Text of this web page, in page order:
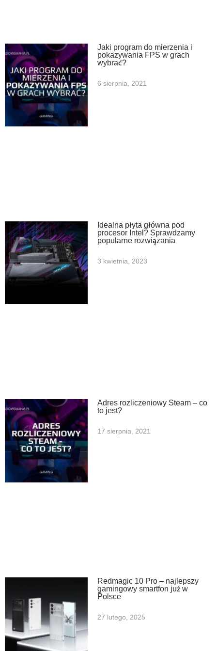
Jaki program do mierzenia i
pokazywania FPS w grach
wybrać?
6 sierpnia, 2021
Idealna płyta główna pod
procesor Intel? Sprawdzamy
popularne rozwiązania
3 kwietnia, 2023
Adres rozliczeniowy Steam – co
to jest?
17 sierpnia, 2021
Redmagic 10 Pro – najlepszy
gamingowy smartfon już w
Polsce
27 lutego, 2025